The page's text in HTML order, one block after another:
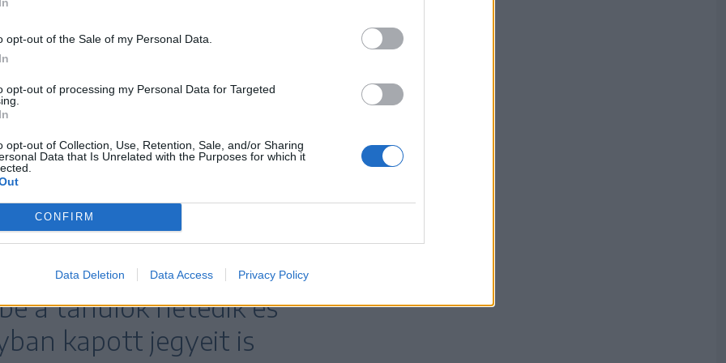
opt-out of the Sale of my Personal Data.
opt-out of processing my Personal Data for Targeted
opt-out of Collection, Use, Retention, Sale, and/or Sharing
Data that Is Unrelated with the Purposes for which it
CONFIRM
Data Deletion Data Access Privacy Policy
személyre szabott neveléséhez.
képességvizsgájával kapcsolatban az OECD a
megállapította, hogy ez a felmérés a
rendszerben kontraproduktív, mert csak
tanuló diákok esetében három) tantárgyra
szűk keretek közé szorítja a gyerekek
szervezet azt tanácsolja,
eredményei mellett
a tanulók hetedik és
kapott jegyeit is